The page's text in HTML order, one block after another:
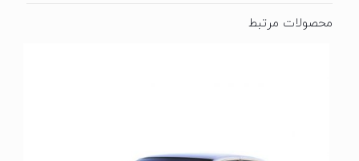
محصولات مرتبط